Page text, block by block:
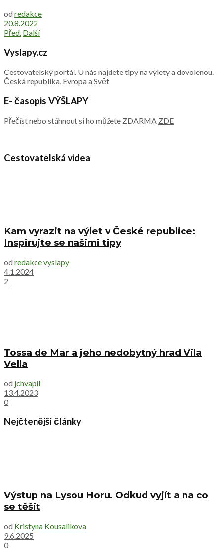
od redakce
20.8.2022
Před. Další
Vyslapy.cz
Cestovatelský portál. U nás najdete tipy na výlety a dovolenou.
Česká republika, Evropa a Svět
E- časopis VÝŠLAPY
Přečíst nebo stáhnout si ho můžete ZDARMA ZDE
Cestovatelská videa
Kam vyrazit na výlet v České republice:
Inspirujte se našimi tipy
od redakce vyslapy
4.1.2024
2
Tossa de Mar a jeho nedobytný hrad Vila
Vella
od jchvapil
13.4.2023
0
Nejčtenější články
Výstup na Lysou Horu. Odkud vyjít a na co
se těšit
od Kristyna Kousalikova
9.6.2025
0